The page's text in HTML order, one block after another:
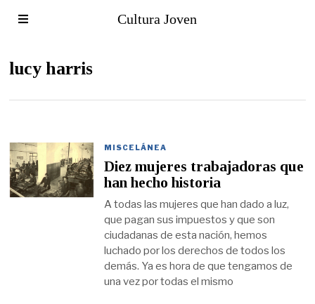
Cultura Joven
lucy harris
MISCELÁNEA
Diez mujeres trabajadoras que
han hecho historia
A todas las mujeres que han dado a luz,
que pagan sus impuestos y que son
ciudadanas de esta nación, hemos
luchado por los derechos de todos los
demás. Ya es hora de que tengamos de
una vez por todas el mismo